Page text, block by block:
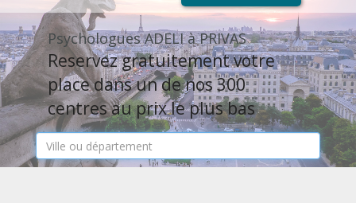
Psychologues ADELI à PRIVAS
Reservez gratuitement votre
place dans un de nos 300
centres au prix le plus bas